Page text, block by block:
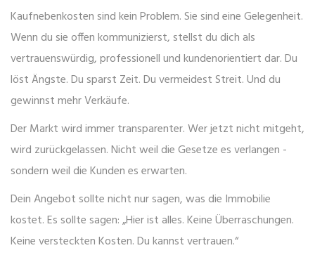
Kaufnebenkosten sind kein Problem. Sie sind eine Gelegenheit.
Wenn du sie offen kommunizierst, stellst du dich als
vertrauenswürdig, professionell und kundenorientiert dar. Du
löst Ängste. Du sparst Zeit. Du vermeidest Streit. Und du
gewinnst mehr Verkäufe.
Der Markt wird immer transparenter. Wer jetzt nicht mitgeht,
wird zurückgelassen. Nicht weil die Gesetze es verlangen -
sondern weil die Kunden es erwarten.
Dein Angebot sollte nicht nur sagen, was die Immobilie
kostet. Es sollte sagen: „Hier ist alles. Keine Überraschungen.
Keine versteckten Kosten. Du kannst vertrauen.“